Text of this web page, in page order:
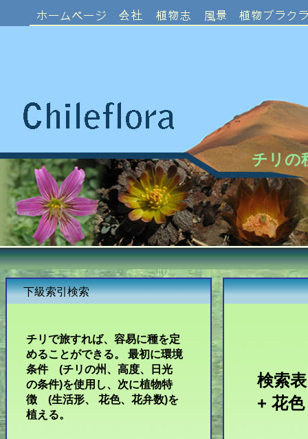
チリの
下級索引検索
チリで旅すれば、容易に種を定
めることができる。 最初に環境
条件 (チリの州、高度、日光
の条件)を使用し、次に植物特
徴 (生活形、 花色、花弁数)を
植える。
検索
+ 花